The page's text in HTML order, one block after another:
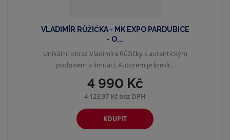
VLADIMÍR RŮŽIČKA - MK EXPO PARDUBICE
- O...
4 990 Kč
4 123,97 Kč bez DPH
KOUPIT
Unikátní obraz Vladimíra Růžičky s autentickým
podpisem a limitací. Autorem je kreslí...